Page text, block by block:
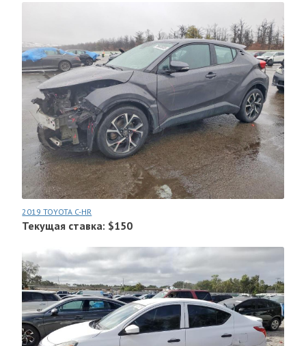
2019 TOYOTA C-HR
Текущая ставка: $150